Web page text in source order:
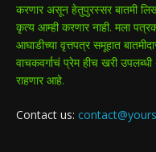
करणार असून हेतुपुरस्सर बातमी
कृत्य आम्ही करणार नाही. मला
आघाडीच्या वृत्तपत्र समूहात
वाचकवर्गाचं प्रेम हीच खरी
राहणार आहे.
Contact us: